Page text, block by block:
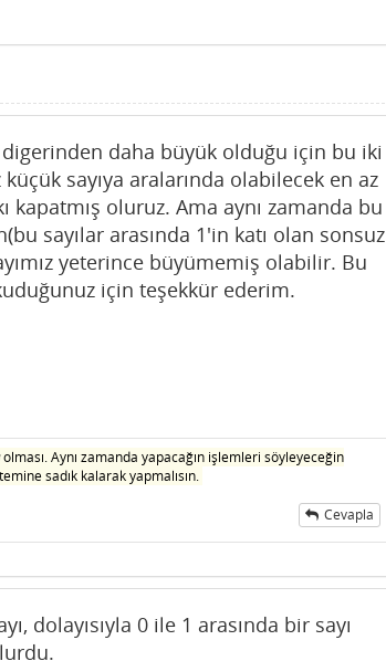
digerinden daha büyük olduğu için bu iki
sayıya aralarında olabilecek en az
kapatmış oluruz. Ama aynı zamanda bu
sayılar arasında 1'in katı olan sonsuz
yeterince büyümemiş olabilir. Bu
için teşekkür ederim.
olması. Aynı zamanda yapacağın işlemleri söyleyeceğin
sadık kalarak yapmalısın.
Cevapla
dolayısıyla 0 ile 1 arasında bir sayı